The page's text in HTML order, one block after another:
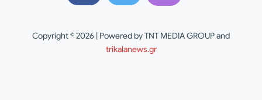
Copyright © 2026 | Powered by TNT MEDIA GROUP and
trikalanews.gr